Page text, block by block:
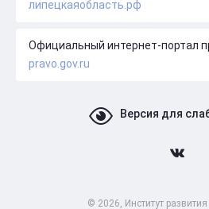
липецкаяобласть.рф
Официальный интернет-портал
pravo.gov.ru
Версия для
© 2026, Институт